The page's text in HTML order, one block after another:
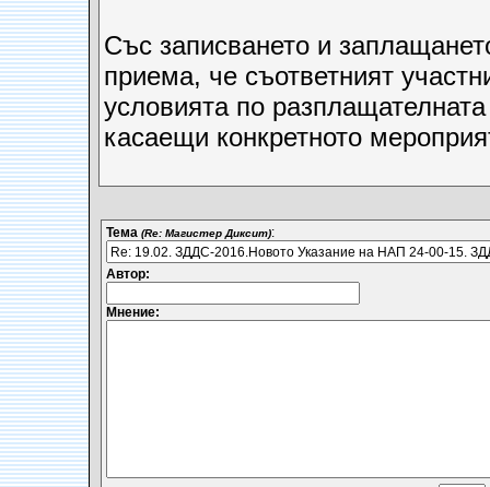
Със записването и
приема, че съответният
условията по
касаещи конкретното
Тема (Re: Магистер Диксит):
Автор:
Мнение: